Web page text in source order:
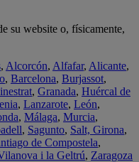
su website o, físicamente,
, Alcorcón, Alfafar, Alicante,
, Barcelona, Burjassot,
, Granada, Huércal de
, Lanzarote, León,
, Málaga, Murcia,
, Sagunto, Salt, Girona,
de Compostela,
i la Geltrú, Zaragoza